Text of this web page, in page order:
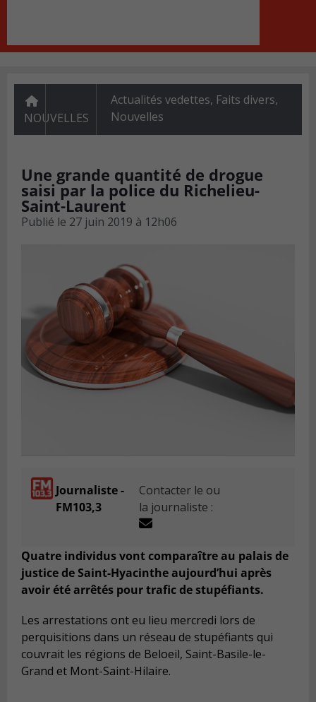
NOUVELLES
Actualités vedettes, Faits divers,
Nouvelles
Une grande quantité de drogue
saisi par la police du Richelieu-
Saint-Laurent
Publié le 27 juin 2019 à 12h06
Journaliste -
FM103,3
Contacter le ou
la journaliste :
Quatre individus vont comparaître au palais de
justice de Saint-Hyacinthe aujourd’hui après
avoir été arrêtés pour trafic de stupéfiants.
Les arrestations ont eu lieu mercredi lors de
perquisitions dans un réseau de stupéfiants qui
couvrait les régions de Beloeil, Saint-Basile-le-
Grand et Mont-Saint-Hilaire.